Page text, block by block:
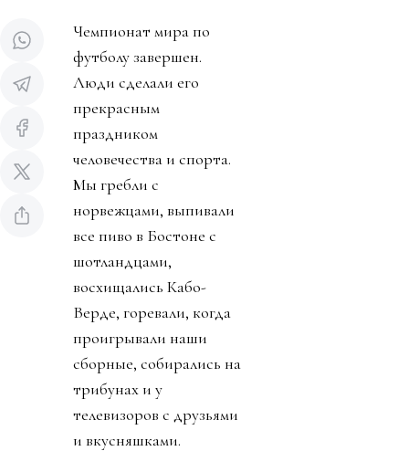
Чемпионат мира по
футболу завершен.
Люди сделали его
прекрасным
праздником
человечества и спорта.
Мы гребли с
норвежцами, выпивали
все пиво в Бостоне с
шотландцами,
восхищались Кабо-
Верде, горевали, когда
проигрывали наши
сборные, собирались на
трибунах и у
телевизоров с друзьями
и вкусняшками.